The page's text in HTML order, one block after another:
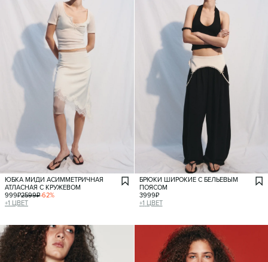
ЮБКА МИДИ АСИММЕТРИЧНАЯ
АТЛАСНАЯ С КРУЖЕВОМ
999₽2599₽-62%
+1 ЦВЕТ
БРЮКИ ШИРОКИЕ С БЕЛЬЕВЫМ
ПОЯСОМ
3999₽
+1 ЦВЕТ